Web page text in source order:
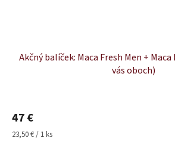
Akčný balíček: Maca Fresh Men +
vás oboch)
produktu
je
5,0
47 €
Jednotková
23,50 € / 1 ks